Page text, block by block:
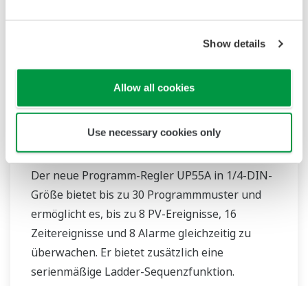
Show details
Allow all cookies
Use necessary cookies only
Der neue Programm-Regler UP55A in 1/4-DIN-
Größe bietet bis zu 30 Programmmuster und
ermöglicht es, bis zu 8 PV-Ereignisse, 16
Zeitereignisse und 8 Alarme gleichzeitig zu
überwachen. Er bietet zusätzlich eine
serienmäßige Ladder-Sequenzfunktion.